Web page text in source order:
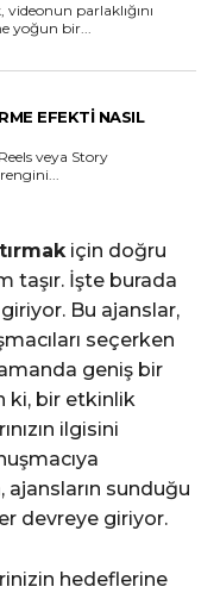
parlaklığını
yoğun bir...
EFEKTI NASIL
veya Story
için doğru
taşır. İşte burada
Bu ajanslar,
seçerken
geniş bir
ki, bir etkinlik
ilgisini
ajansların sunduğu
devreye giriyor.
hedeflerine